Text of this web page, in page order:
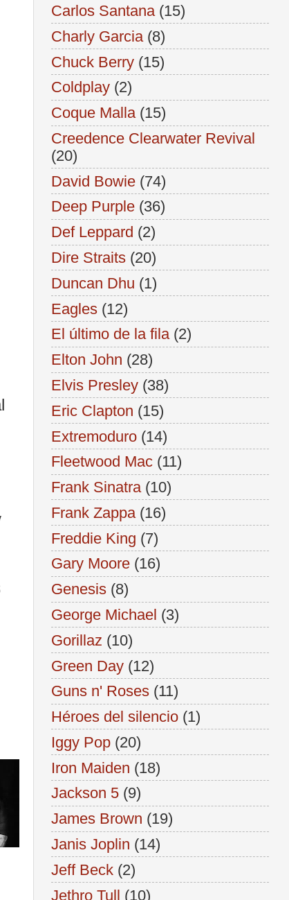
Carlos Santana (15)
Charly Garcia (8)
Chuck Berry (15)
Coldplay (2)
Coque Malla (15)
Creedence Clearwater Revival
(20)
David Bowie (74)
Deep Purple (36)
Def Leppard (2)
Dire Straits (20)
Duncan Dhu (1)
Eagles (12)
El último de la fila (2)
Elton John (28)
Elvis Presley (38)
Eric Clapton (15)
Extremoduro (14)
Fleetwood Mac (11)
Frank Sinatra (10)
Frank Zappa (16)
Freddie King (7)
Gary Moore (16)
Genesis (8)
George Michael (3)
Gorillaz (10)
Green Day (12)
Guns n' Roses (11)
Héroes del silencio (1)
Iggy Pop (20)
Iron Maiden (18)
Jackson 5 (9)
James Brown (19)
Janis Joplin (14)
Jeff Beck (2)
Jethro Tull (10)